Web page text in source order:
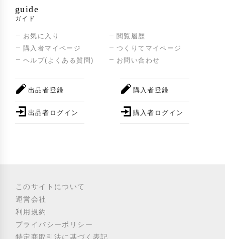
guide
ガイド
お気に入り
閲覧履歴
購入者マイページ
つくりてマイページ
ヘルプ(よくある質問)
お問い合わせ
出品者登録
出品者ログイン
購入者登録
購入者ログイン
このサイトについて
運営会社
利用規約
プライバシーポリシー
特定商取引法に基づく表記